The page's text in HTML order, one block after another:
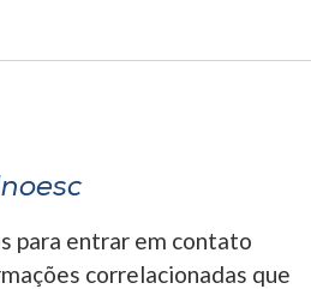
para entrar em contato
correlacionadas que